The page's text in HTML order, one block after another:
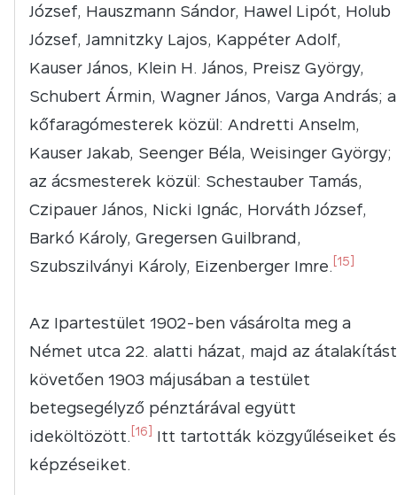
József, Hauszmann Sándor, Hawel Lipót, Holub
József, Jamnitzky Lajos, Kappéter Adolf,
Kauser János, Klein H. János, Preisz György,
Schubert Ármin, Wagner János, Varga András; a
kőfaragómesterek közül: Andretti Anselm,
Kauser Jakab, Seenger Béla, Weisinger György;
az ácsmesterek közül: Schestauber Tamás,
Czipauer János, Nicki Ignác, Horváth József,
Barkó Károly, Gregersen Guilbrand,
Szubszilványi Károly, Eizenberger Imre. [15]
Az Ipartestület 1902-ben vásárolta meg a
Német utca 22. alatti házat, majd az átalakítást
követően 1903 májusában a testület
betegsegélyző pénztárával együtt
ideköltözött. [16]
Itt tartották közgyűléseiket és
képzéseiket.